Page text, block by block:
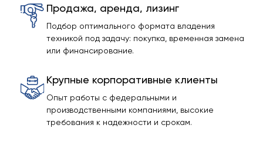
Продажа, аренда, лизинг
Подбор оптимального формата владения
техникой под задачу: покупка, временная замена
или финансирование.
Крупные корпоративные клиенты
Опыт работы с федеральными и
производственными компаниями, высокие
требования к надежности и срокам.